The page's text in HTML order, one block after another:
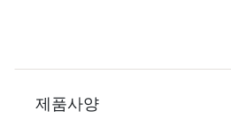
제품사양